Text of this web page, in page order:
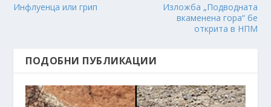
Инфлуенца или грип
Изложба „Подводната
вкаменена гора“ бе
открита в НПМ
ПОДОБНИ ПУБЛИКАЦИИ